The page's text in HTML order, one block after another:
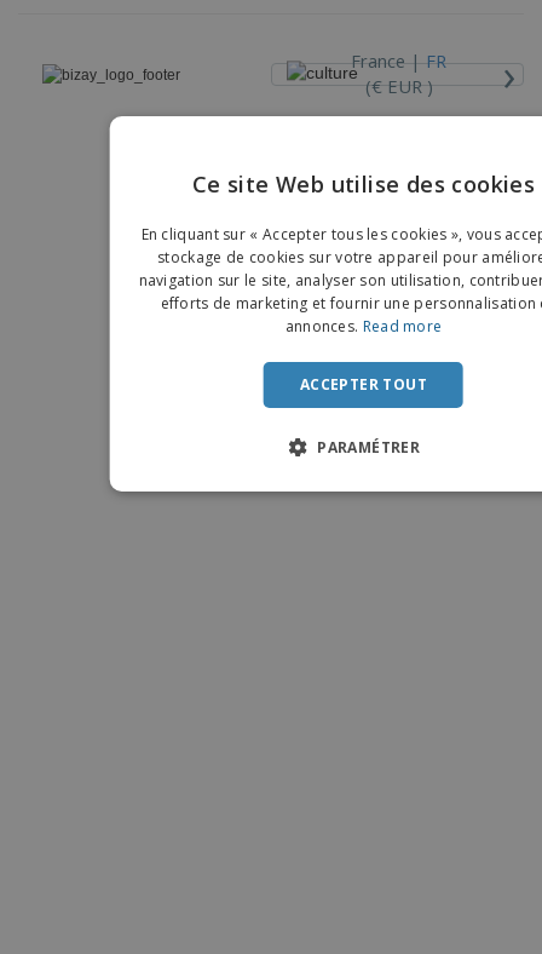
France |FR
(€ EUR )
›
Copyright © 2026 - BIZAY. Tous droits réservés.
DUTCH
Ce site Web utilise des cookies
En cliquant sur « Accepter tous les cookies », vous
stockage de cookies sur votre appareil pour
navigation sur le site, analyser son utilisation,
efforts de marketing et fournir une personnalisation
annonces. Read more
ACCEPTER TOUT
PARAMÉTRER